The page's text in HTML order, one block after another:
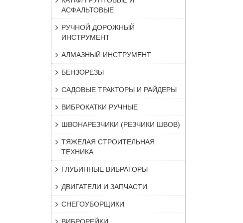
АСФАЛЬТОВЫЕ
РУЧНОЙ ДОРОЖНЫЙ
ИНСТРУМЕНТ
АЛМАЗНЫЙ ИНСТРУМЕНТ
БЕНЗОРЕЗЫ
САДОВЫЕ ТРАКТОРЫ И РАЙДЕРЫ
ВИБРОКАТКИ РУЧНЫЕ
ШВОНАРЕЗЧИКИ (РЕЗЧИКИ ШВОВ)
ТЯЖЕЛАЯ СТРОИТЕЛЬНАЯ
ТЕХНИКА
ГЛУБИННЫЕ ВИБРАТОРЫ
ДВИГАТЕЛИ И ЗАПЧАСТИ
СНЕГОУБОРЩИКИ